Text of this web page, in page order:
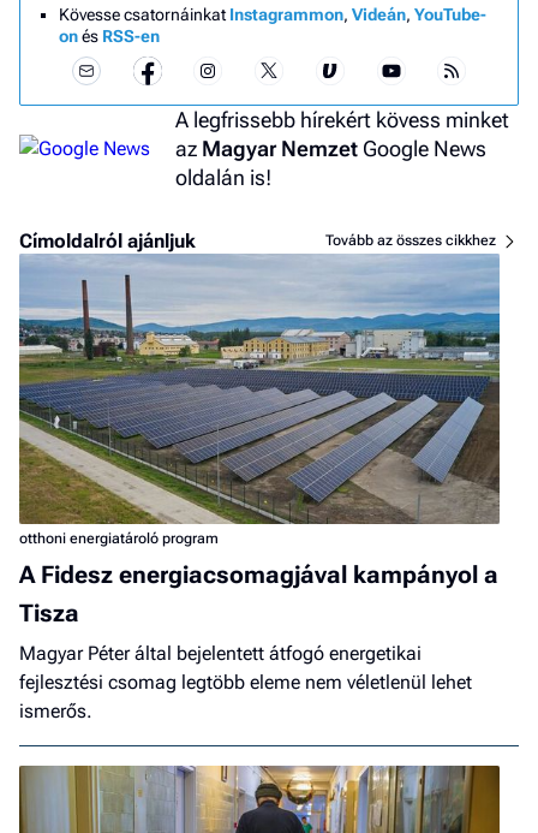
Kövesse csatornáinkat Instagrammon, Videán, YouTube-
onés RSS-en
A legfrissebb hírekért kövess minket
az Magyar Nemzet Google News
oldalán is!
Címoldalról ajánljuk Tovább az összes cikkhez
otthoni energiatároló program
A Fidesz energiacsomagjával kampányol a
Tisza
Magyar Péter által bejelentett átfogó energetikai
fejlesztési csomag legtöbb eleme nem véletlenül lehet
ismerős.